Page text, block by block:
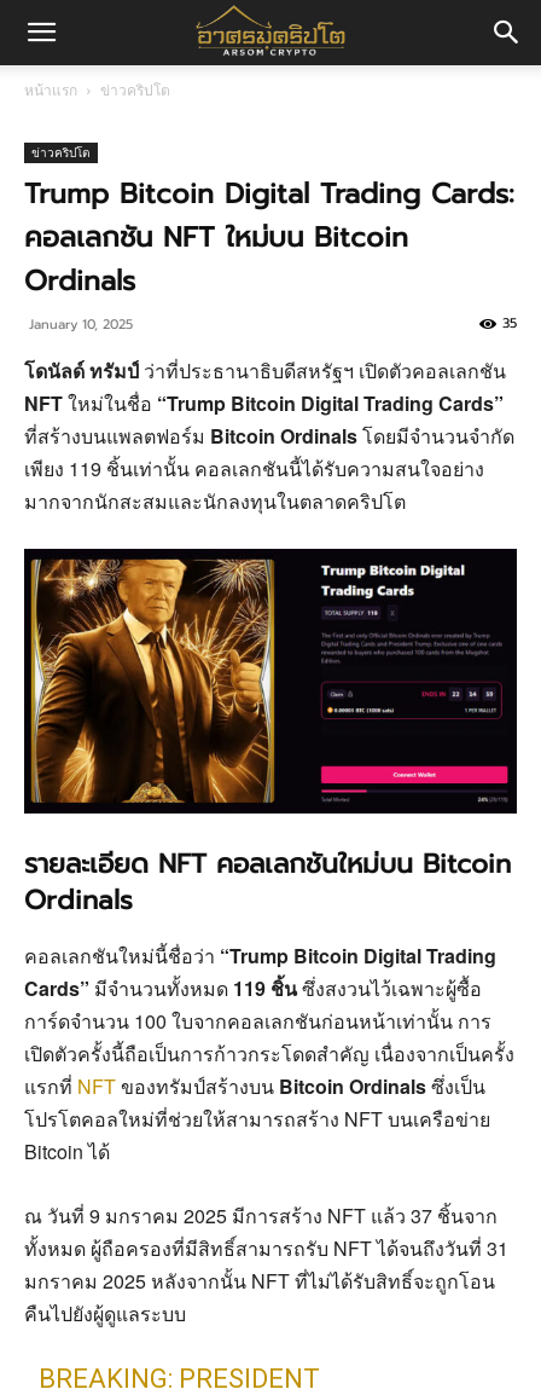
มค
ปโต
หน้าแรก ข่าวคริปโต
ข่าวคริปโต
Trump Bitcoin Digital Trading Cards:
คอลเลกชัน NFT ใหม่บน Bitcoin
Ordinals
January 10, 2025 35
โดนัลด์ ทรัมป์ ว่าที่ประธานาธิบดีสหรัฐฯ เปิดตัวคอลเลกชัน
NFTใหม่ในชื่อ “Trump Bitcoin Digital Trading Cards”
ที่สร้างบนแพลตฟอร์ม Bitcoin Ordinalsโดยมีจำนวนจำกัด
เพียง 119 ชิ้นเท่านั้น คอลเลกชันนี้ได้รับความสนใจอย่าง
มากจากนักสะสมและนักลงทุนในตลาดคริปโต
รายละเอียด NFT คอลเลกชันใหม่บน Bitcoin
Ordinals
คอลเลกชันใหม่นี้ชื่อว่า “Trump Bitcoin Digital Trading
Cards” มีจำนวนทั้งหมด 119 ชิ้นซึ่งสงวนไว้เฉพาะผู้ซื้อ
การ์ดจำนวน 100 ใบจากคอลเลกชันก่อนหน้าเท่านั้น การ
เปิดตัวครั้งนี้ถือเป็นการก้าวกระโดดสำคัญ เนื่องจากเป็นครั้ง
แรกที่ NFTของทรัมป์สร้างบน Bitcoin Ordinalsซึ่งเป็น
โปรโตคอลใหม่ที่ช่วยให้สามารถสร้าง NFT บนเครือข่าย
Bitcoin ได้
ณ วันที่ 9 มกราคม 2025 มีการสร้าง NFT แล้ว 37 ชิ้นจาก
ทั้งหมด ผู้ถือครองที่มีสิทธิ์สามารถรับ NFT ได้จนถึงวันที่ 31
มกราคม 2025 หลังจากนั้น NFT ที่ไม่ได้รับสิทธิ์จะถูกโอน
คืนไปยังผู้ดูแลระบบ
BREAKING: PRESIDENT